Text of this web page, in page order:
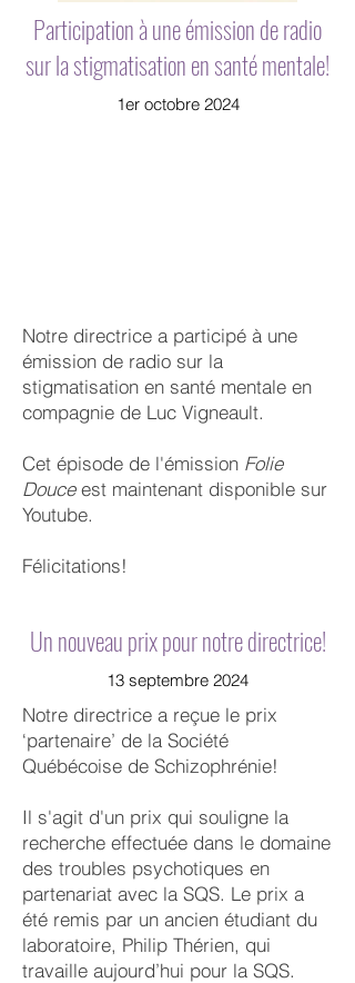
Participation à une émission de radio
sur la stigmatisation en santé mentale!
1er octobre 2024
Notre directrice a participé à une
émission de radio sur la
stigmatisation en santé mentale en
compagnie de Luc Vigneault.
Cet épisode de l'émission Folie
Douceest maintenant disponible sur
Youtube.
Félicitations!
Un nouveau prix pour notre directrice!
13 septembre 2024
Notre directrice a reçue le prix
‘partenaire’ de la Société
Québécoise de Schizophrénie!
Il s'agit d'un prix qui souligne la
recherche effectuée dans le domaine
des troubles psychotiques en
partenariat avec la SQS. Le prix a
été remis par un ancien étudiant du
laboratoire, Philip Thérien, qui
travaille aujourd’hui pour la SQS.